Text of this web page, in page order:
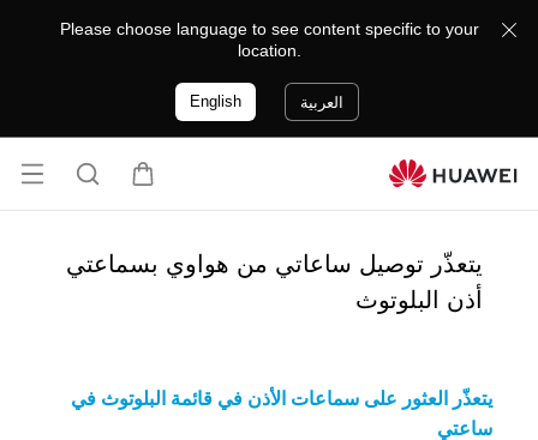
Please choose language to see content specific to your
location.
العربية English
ع
ة
ا
ح
فتح
يتعذّر توصيل ساعاتي من هواوي بسماعتي
أذن البلوتوث
يتعذّر العثور على سماعات الأذن في قائمة البلوتوث في
ساعتي